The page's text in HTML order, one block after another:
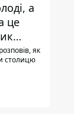
а
це
як
столицю